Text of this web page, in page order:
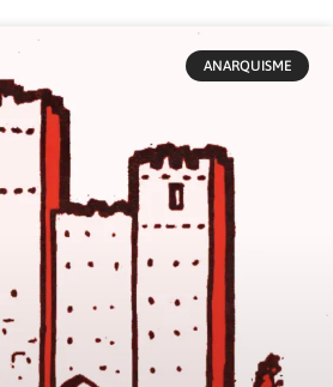
ANARQUISME